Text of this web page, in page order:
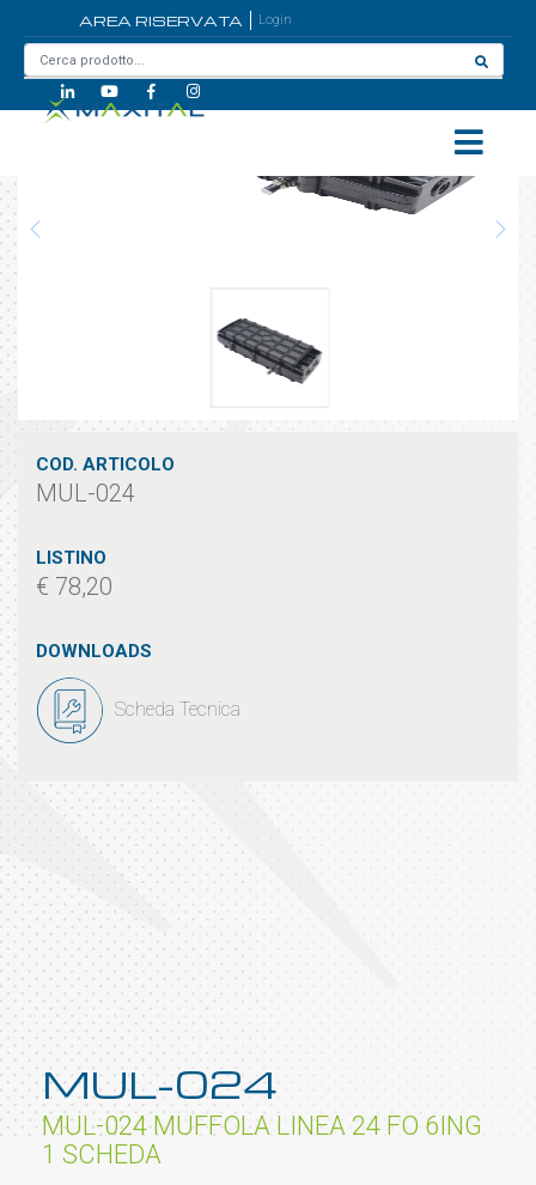
AREA RISERVATA Login
COD. ARTICOLO
MUL-024
LISTINO
€ 78,20
DOWNLOADS
Scheda Tecnica
MUL-024
MUL-024 MUFFOLA LINEA 24 FO 6ING
1 SCHEDA